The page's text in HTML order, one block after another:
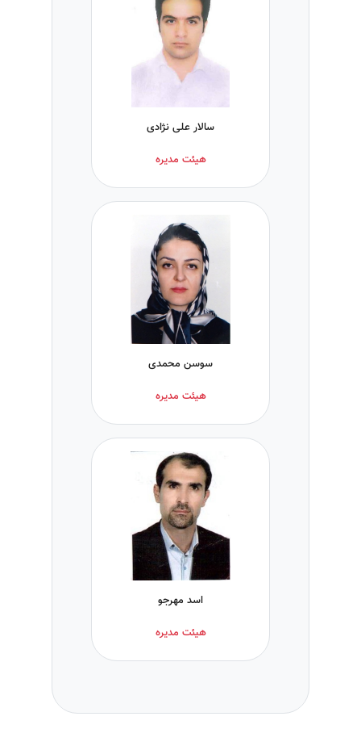
سالار علی نژادى
هیئت مدیره
سوسن محمدی
هیئت مدیره
اسد مهرجو
هیئت مدیره